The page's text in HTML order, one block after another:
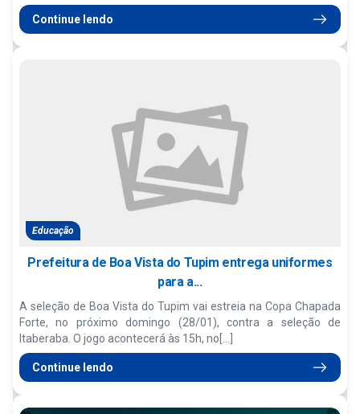
Continue lendo
Educação
Prefeitura de Boa Vista do Tupim entrega uniformes
para a...
A seleção de Boa Vista do Tupim vai estreia na Copa Chapada
Forte, no próximo domingo (28/01), contra a seleção de
Itaberaba. O jogo acontecerá às 15h, no[...]
Continue lendo